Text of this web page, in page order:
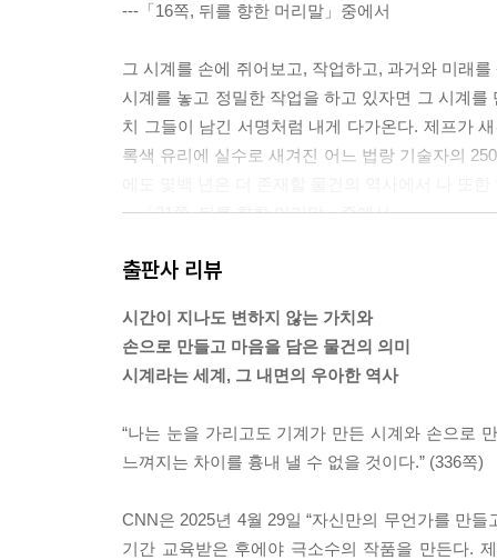
---「16쪽, 뒤를 향한 머리말」중에서
그 시계를 손에 쥐어보고, 작업하고, 과거와 미래
시계를 놓고 정밀한 작업을 하고 있자면 그 시계
치 그들이 남긴 서명처럼 내게 다가온다. 제프가
록색 유리에 실수로 새겨진 어느 법랑 기술자의
---「21쪽, 뒤를 향한 머리말」중에서
시계제작자는 이 물건들을 보호하고, 그들의 역사
고고학계에는 생식 주기 혹은 임신 주기를 계산하
할머니…를 수백 번 거슬러 올라간 할머니가 아기
우리 조상들에게 시간은 추상적인 숫자로 나눠지
---「37쪽, 태양을 마주하기」중에서
출판사 리뷰
시간이 지나도 변하지 않는 가치와
손으로 만들고 마음을 담은 물건의 의미
시계라는 세계, 그 내면의 우아한 역사
“나는 눈을 가리고도 기계가 만든 시계와 손으로
느껴지는 차이를 흉내 낼 수 없을 것이다.” (336쪽)
CNN은 2025년 4월 29일 “자신만의 무언가를 만
기간 교육받은 후에야 극소수의 작품을 만든다.